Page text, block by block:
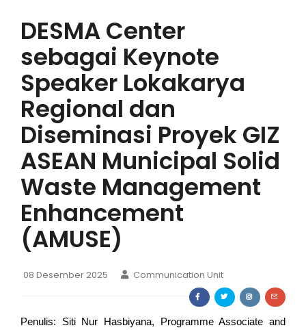
DESMA Center
sebagai Keynote
Speaker Lokakarya
Regional dan
Diseminasi Proyek GIZ
ASEAN Municipal Solid
Waste Management
Enhancement
(AMUSE)
08 Desember 2025 Communication Unit
Penulis: Siti Nur Hasbiyana, Programme Associate and